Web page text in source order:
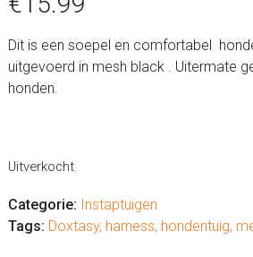
Dit is een soepel en comfortabel
uitgevoerd in mesh black . Uitermate
honden.
Uitverkocht
Categorie: Instaptuigen
Tags: Doxtasy, harness, hondentuig,